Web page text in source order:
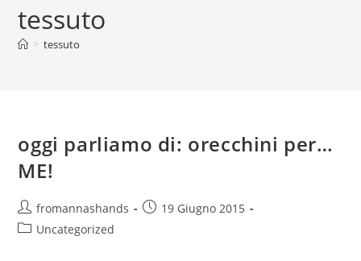
tessuto
> tessuto
oggi parliamo di: orecchini per…
ME!
Autore
dell'articolo:
fromannashands
Articolo19 Giugno 2015
Categoria
Uncategorized